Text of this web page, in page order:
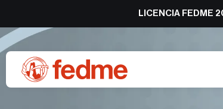
LICENCIA FEDME
Liderato en la Copa